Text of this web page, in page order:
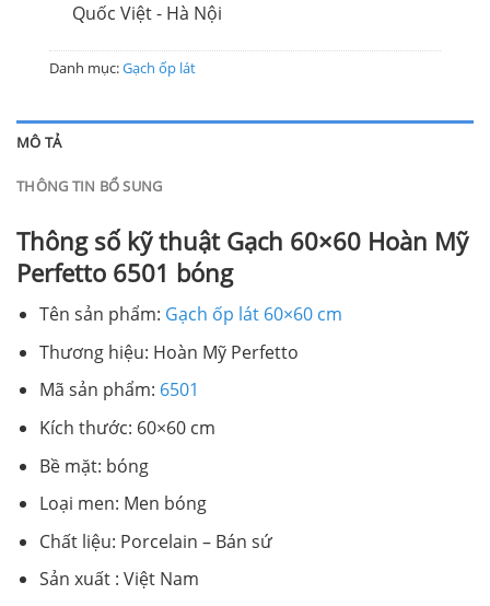
Quốc Việt - Hà Nội
Danh mục:Gạch ốp lát
MÔ TẢ
THÔNG TIN BỔ SUNG
Thông số kỹ thuật Gạch 60×60 Hoàn Mỹ
Perfetto 6501 bóng
Tên sản phẩm: Gạch ốp lát 60×60 cm
Thương hiệu: Hoàn Mỹ Perfetto
Mã sản phẩm: 6501
Kích thước: 60×60 cm
Bề mặt: bóng
Loại men: Men bóng
Chất liệu: Porcelain – Bán sứ
Sản xuất : Việt Nam